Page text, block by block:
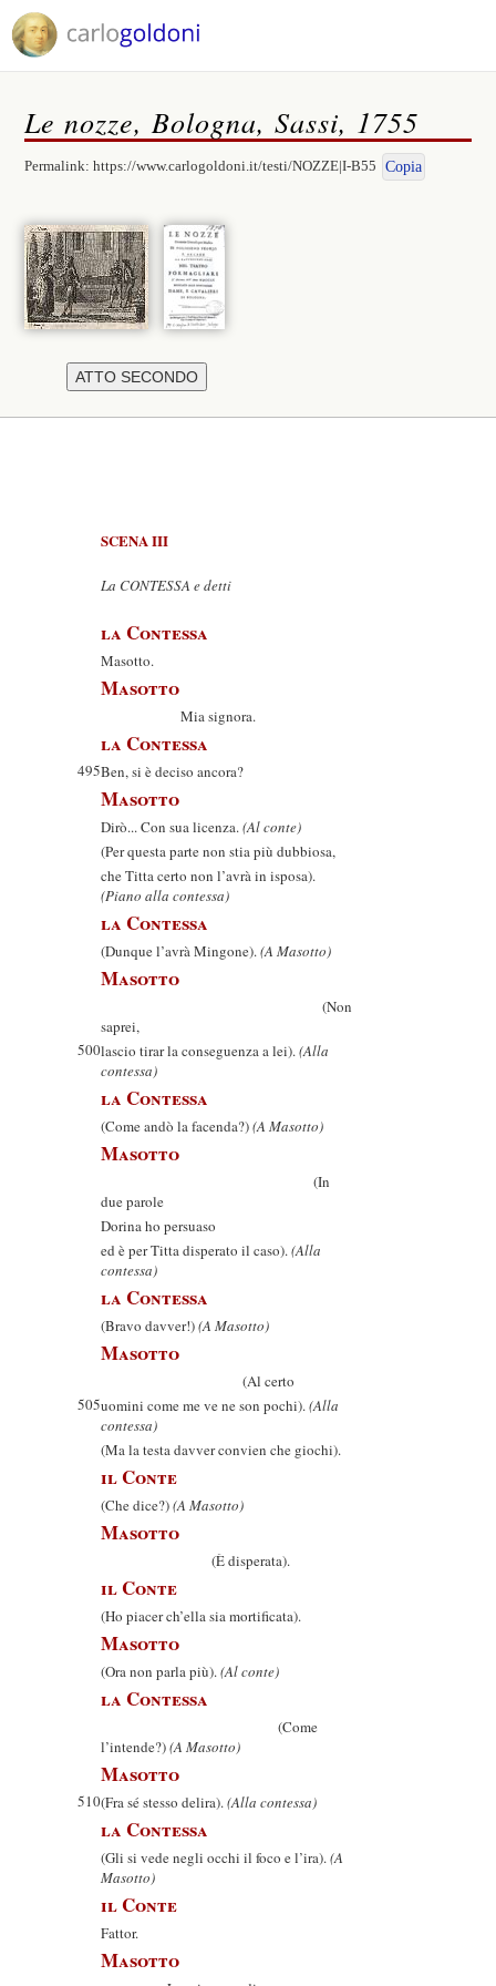
Le nozze, Bologna, Sassi, 1755
Permalink:https://www.carlogoldoni.it/testi/NOZZE|I-B55 Copia
SCENA III
La CONTESSA e detti
la Contessa
Masotto.
Masotto
Mia signora.
la Contessa
495Ben, si è deciso ancora?
Masotto
Dirò... Con sua licenza.(Al conte)
(Per questa parte non stia più dubbiosa,
che Titta certo non l’avrà in isposa).
(Piano alla contessa)
la Contessa
(Dunque l’avrà Mingone).(A Masotto)
Masotto
(Non
saprei,
500lascio tirar la conseguenza a lei).(Alla
contessa)
la Contessa
(Come andò la facenda?)(A Masotto)
Masotto
(In
due parole
Dorina ho persuaso
ed è per Titta disperato il caso).(Alla
contessa)
la Contessa
(Bravo davver!)(A Masotto)
Masotto
(Al certo
505uomini come me ve ne son pochi).(Alla
contessa)
(Ma la testa davver convien che giochi).
il Conte
(Che dice?)(A Masotto)
Masotto
(È disperata).
il Conte
(Ho piacer ch’ella sia mortificata).
Masotto
(Ora non parla più).(Al conte)
la Contessa
(Come
l’intende?)(A Masotto)
Masotto
510(Fra sé stesso delira).(Alla contessa)
la Contessa
(Gli si vede negli occhi il foco e l’ira).(A
Masotto)
il Conte
Fattor.
Masotto